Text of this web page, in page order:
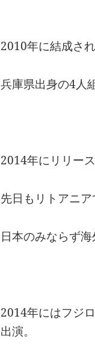
2010年に結成さ
兵庫県出身の4人
2014年にリリー
先日もリトアニ
日本のみならず
2014年にはフジ
出演。